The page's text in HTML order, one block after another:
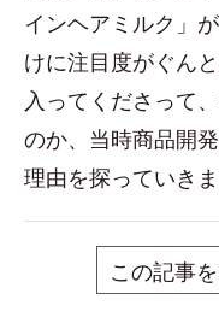
インヘアミルク」
けに注目度がぐん
入ってくださって
のか、当時商品開
理由を探っていきま
この記事